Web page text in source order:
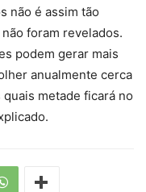
não é assim tão
foram revelados.
podem gerar mais
anualmente cerca
metade ficará no